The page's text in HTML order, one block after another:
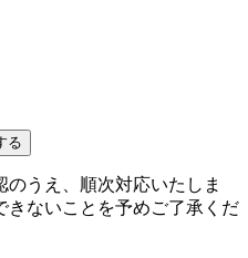
る
うえ、順次対応いたしま
きないことを予めご了承くだ